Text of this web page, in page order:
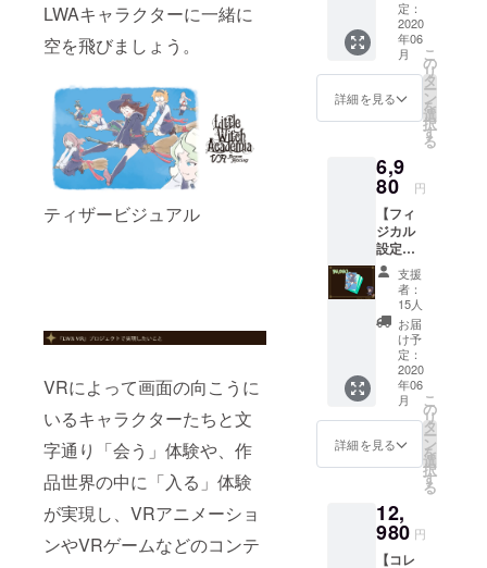
LWAキャラクターに一緒に
空を飛びましょう。
ティザービジュアル
VRによって画面の向こうに
いるキャラクターたちと文
字通り「会う」体験や、作
品世界の中に「入る」体験
が実現し、VRアニメーショ
ンやVRゲームなどのコンテ
※希望の
お名前
が無い
場合、
公序良
俗に反
する場
方が不
適切と
判断し
た場合
は、
CAMPF
IREのア
カウン
ト名で
記載致
しま
す。
※DL
キーは
プロ
ジェク
ト終了
後、ご
希望の
を確認
させて
いただ
き、ご
テム
（キャ
ラメイ
ク用限
ツと限
定の魔
がもら
えま
す。さ
らにフ
リーサ
イズの
オリジ
ナルT
シャツ
とアッ
コの
ベッド
横に
飾って
ある
オのポ
スター
メージ
したA2
タペス
トリー
ラメイ
クパー
ツと魔
法のホ
・フィ
ジカル
（A4：
20-30
ペー
ジ） ※
記載し
て欲し
いお名
前を備
考欄に
記入し
てくだ
さい。
※希望の
お名前
が無い
公序良
俗に反
方が不
適切と
判断し
リーサ
イズ）
・限定
ゲーム
内アイ
テム
ファン
ディン
グ限定
のキャ
ラメイ
クパー
ツと魔
法のホ
ウキ）
・フィ
ジカル
設定資
料集
（A4：
20-30
ジ） ・
ゲーム
トにあ
なたの
お名前
ホウキ
の軌跡
に特別
な演出
が入り
ます）
風タペ
スト
リー
（A2サ
イズ）
・オリ
ジナルT
シャツ
（フ
リーサ
イズ）
・限定
ゲーム
内アイ
テム
セット
（クラ
グ限定
のキャ
ラメイ
りオリ
ジナル
ゲーム
パッ
ケージ
・オリ
ジナル
ステッ
「LWA
VR」サ
ポー
ターの
証セッ
ト
（ゲー
ム内で
表示さ
れる
ユー
ザー
ネーム
の限定
装飾と
ホウキ
の軌跡
ます）
・シャ
リオポ
スター
トラッ
ク ・デ
ジタル
設定資
料集 ・
ゲーム
オープ
ニング
行配信
・ディ
スク入
りオリ
ジナル
ゲーム
パッ
ケージ
・オリ
ジナル
ステッ
カー ・
「LWA
VR」サ
ポー
ターの
証セッ
ネーム
の限定
装飾と
ホウキ
「LWA
VR」DL
キー ・
オリジ
ナルデ
スク
トップ
壁紙 ・
ズワル
ド氏複
製サイ
ン入り
コンセ
プト
アート
ポスト
カード
セット
（2種）
・デジ
タルサ
ウンド
トラッ
ク ・デ
ジタル
オープ
ニング
映像先
行配信
定：
2020
年06
月
詳細を見る
こ
の
リ
タ
ー
ン
を
選
択
す
る
6,9
80 円
【フィ
ジカル
設定資
料集単
品コー
ス】 ・
「LWA
VR」
フィジ
カル設
定資料
（A4：
20-30
ペー
ジ）
制作を
振り返
る設定
資料集
支援
者：
15人
お届
け予
定：
2020
年06
月
詳細を見る
こ
の
リ
タ
ー
ン
を
選
択
す
る
12,
980 円
【コレ